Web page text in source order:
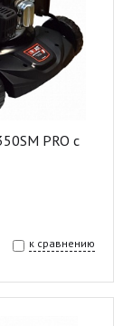
PRO с
к сравнению